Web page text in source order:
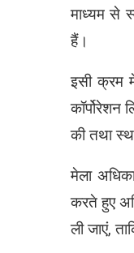
माध्यम से
हैं।
इसी क्रम
कॉर्पोरेशन
की तथा
मेला
करते हुए
ली जाएं,